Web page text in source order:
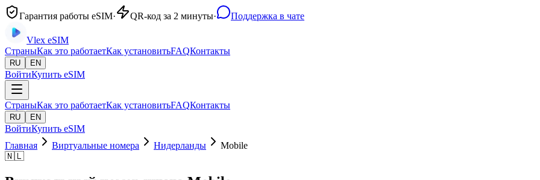
Гарантия работы eSIM· QR-код за 2 минуты· Поддержка в чате
Vlex eSIM
СтраныКак это работаетКак установитьFAQКонтакты
RU EN
ВойтиКупить eSIM
СтраныКак это работаетКак установитьFAQКонтакты
RU EN
ВойтиКупить eSIM
Главная
Виртуальные номера Нидерланды
Mobile
🇳🇱